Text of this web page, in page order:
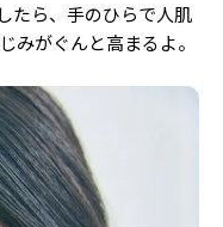
たら、手のひらで人肌
みがぐんと高まるよ。